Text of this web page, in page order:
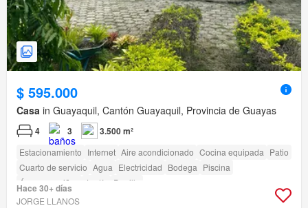
$ 595.000
Casa in Guayaquil, Cantón Guayaquil, Provincia de Guayas
4 3 3.500 m²
Estacionamiento Internet Aire acondicionado Cocina equipada Patio
Cuarto de servicio Agua Electricidad Bodega Piscina
Área para niños
Jardín Parrilla
Hace 30+ días
JORGE LLANOS